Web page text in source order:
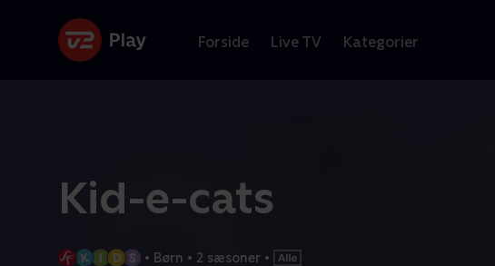
Forside Live TV Kategorier
Kid-e-cats
• Børn • 2 sæsoner •